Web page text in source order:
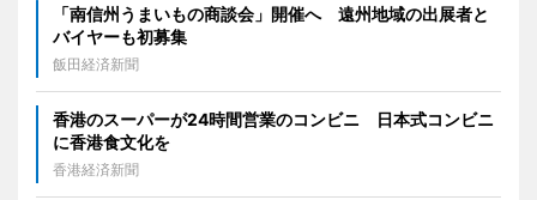
「南信州うまいもの商談会」開催へ 遠州地域の出展者と
バイヤーも初募集
飯田経済新聞
香港のスーパーが24時間営業のコンビニ 日本式コンビニ
に香港食文化を
香港経済新聞